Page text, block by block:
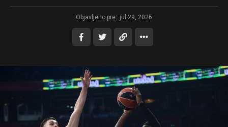
Objavljeno pre: jul 29, 2026